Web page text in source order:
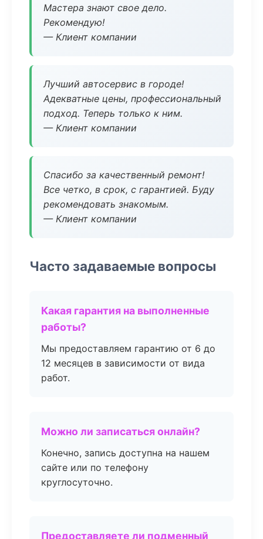
Мастера знают свое дело.
Рекомендую!
— Клиент компании
Лучший автосервис в городе!
Адекватные цены, профессиональный
подход. Теперь только к ним.
— Клиент компании
Спасибо за качественный ремонт!
Все четко, в срок, с гарантией. Буду
рекомендовать знакомым.
— Клиент компании
Часто задаваемые вопросы
Какая гарантия на выполненные
работы?
Мы предоставляем гарантию от 6 до
12 месяцев в зависимости от вида
работ.
Можно ли записаться онлайн?
Конечно, запись доступна на нашем
сайте или по телефону
круглосуточно.
Предоставляете ли подменный